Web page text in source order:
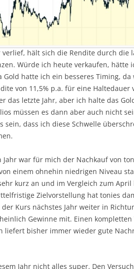
hält sich die Rendite durch die
Würde ich heute verkaufen, hätte
Gold hatte ich ein besseres Timing, da
von 11,5% p.a. für eine Haltedauer
das letzte Jahr, aber ich halte das
müssen es dann aber auch nicht
sein, dass ich diese Schwelle
war für mich der Nachkauf von
einem ohnehin niedrigen Niveau
kurz an und im Vergleich zum
Zielvorstellung hat tonies
Kurs nächstes Jahr weiter in
Gewinne mit. Einen kompletten
liefert bisher immer wieder gute
Jahr nicht alles super. Den